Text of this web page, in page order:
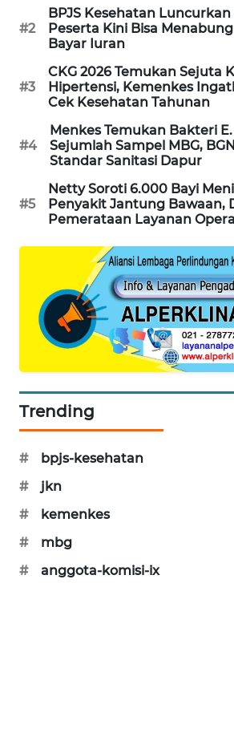
#2
BPJS Kesehatan Luncurkan
Peserta Kini Bisa
Bayar Iuran
#3
CKG 2026 Temukan Sejuta
Hipertensi, Kemenkes
Cek Kesehatan Tahunan
#4
Menkes Temukan Bakteri
Sejumlah Sampel MBG,
Standar Sanitasi Dapur
#5
Netty Soroti 6.000 Bayi
Penyakit Jantung Bawaan,
Pemerataan Layanan
Trending
#
bpjs-kesehatan
#
jkn
#
kemenkes
#
mbg
#
anggota-komisi-ix
PORTAL
KONSUMEN
FORWAMKI
ALPERKLINAS
TAMBANG
NEWS
SIDIKALANG
NEWS
METRO
NEWS
METRO
MEDAN
NEWS